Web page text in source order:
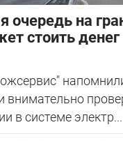
очередь на
стоить денег
внимательно
в системе электр...